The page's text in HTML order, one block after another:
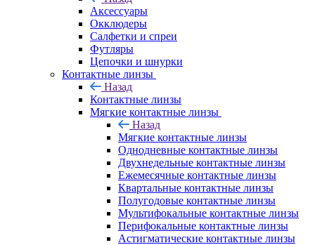
Аксессуары
Окклюдеры
Салфетки и спреи
Футляры
Цепочки и шнурки
Контактные линзы
Назад
Контактные линзы
Мягкие контактные линзы
Назад
Мягкие контактные линзы
Однодневные контактные линзы
Двухнедельные контактные линзы
Ежемесячные контактные линзы
Квартальные контактные линзы
Полугодовые контактные линзы
Мультифокальные контактные линзы
Перифокальные контактные линзы
Астигматические контактные линзы